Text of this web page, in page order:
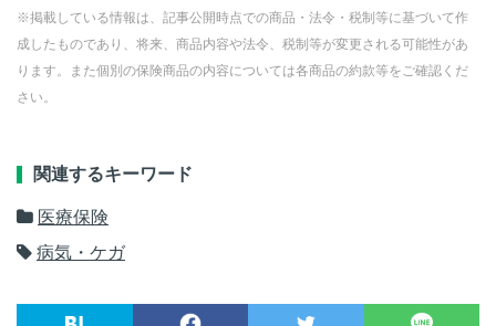
※掲載している情報は、記事公開時点での商品・法令・税制等に基づいて作
成したものであり、将来、商品内容や法令、税制等が変更される可能性があ
ります。また個別の保険商品の内容については各商品の約款等をご確認くだ
さい。
関連するキーワード
医療保険
病気・ケガ